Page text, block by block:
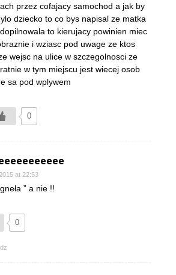
przez cofajacy samochod a jak by
dziecko to co bys napisal ze matka
to kierujacy powinien miec
i wziasc pod uwage ze ktos
wejsc na ulice w szczegolnosci ze
w tym miejscu jest wiecej osob
sa pod wplywem
0
at 22:53
” a nie !!
0